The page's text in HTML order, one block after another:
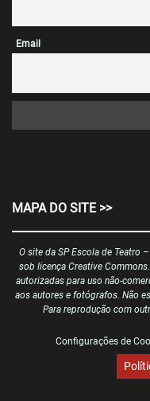
Email
MAPA DO SITE >>
O site da SP Escola de Teatro
sob licença Creative
autorizadas para uso não-
aos autores e fotógrafos. Não
Para reprodução com
Configurações de